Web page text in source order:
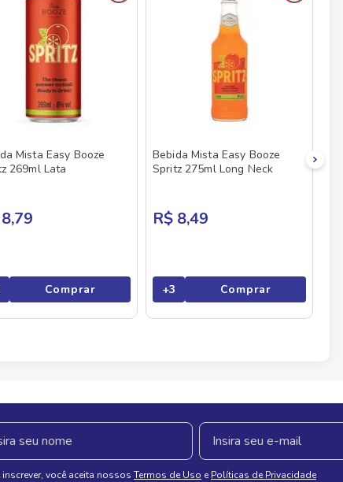
Mista Easy Booze
269ml Lata
Comprar
Bebida Mista Easy Booze
Spritz 275ml Long Neck
R$ 8,49
+3 Comprar
você aceita nossos Termos de Uso e Políticas de Privacidade